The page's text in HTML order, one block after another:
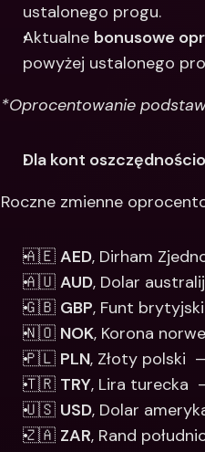
ustalonego progu.
Aktualne bonusowe
powyżej ustalonego
*Oprocentowanie
Dla kont
Roczne zmienne
🇦🇪 AED, Dirham
🇦🇺 AUD, Dolar
🇬🇧 GBP, Funt brytyjski
🇳🇴 NOK, Korona
🇵🇱 PLN, Złoty polski
🇹🇷 TRY, Lira turecka
🇺🇸 USD, Dolar
🇿🇦 ZAR, Rand